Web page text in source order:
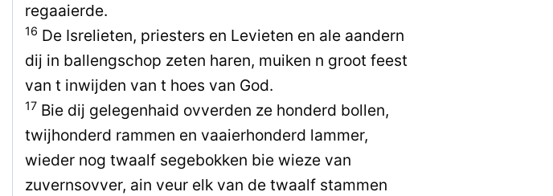
regaaierde.
16 De Isrelieten, priesters en Levieten en ale aandern
dij in ballengschop zeten haren, muiken n groot feest
van t inwijden van t hoes van God.
17 Bie dij gelegenhaid ovverden ze honderd bollen,
twijhonderd rammen en vaaierhonderd lammer,
wieder nog twaalf segebokken bie wieze van
zuvernsovver, ain veur elk van de twaalf stammen